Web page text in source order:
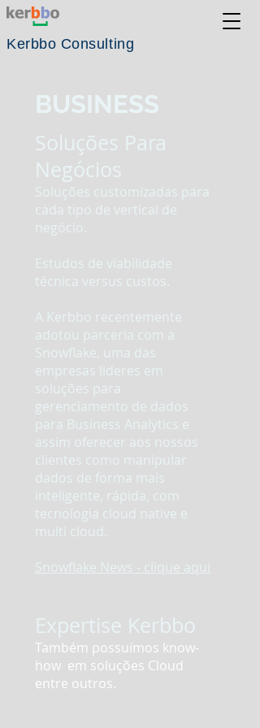
Kerbbo Consulting
BUSINESS
Soluções Para
Negócios
Soluções customizadas para
cada tipo de vertical de
negócio.
Estudos de viabilidade
técnica versus custos.
A Kerbbo recentemente
adotou parceria com a
Snowflake, uma das
empresas lideres em
soluções para
gerenciamento de dados
para Business Analytics e
assim oferecer aos nossos
clientes como manipular
dados de forma mais
inteligente, rápida, com
tecnologia cloud native e
multi cloud.
Snowflake News - clique aqui
Expertise Kerbbo
Também possuímos know-
how em soluções Cloud
entre outros.